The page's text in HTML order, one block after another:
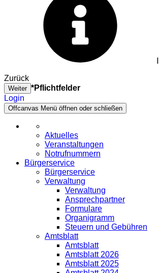
Zurück
Weiter *Pflichtfelder
Login
Offcanvas Menü öffnen oder schließen
Aktuelles
Veranstaltungen
Notrufnummern
Bürgerservice
Bürgerservice
Verwaltung
Verwaltung
Ansprechpartner
Formulare
Organigramm
Steuern und Gebühren
Amtsblatt
Amtsblatt
Amtsblatt 2026
Amtsblatt 2025